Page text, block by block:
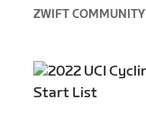
ZWIFT COMMUNITY |